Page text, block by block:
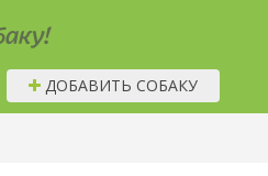
ДОБАВИТЬ СОБАКУ